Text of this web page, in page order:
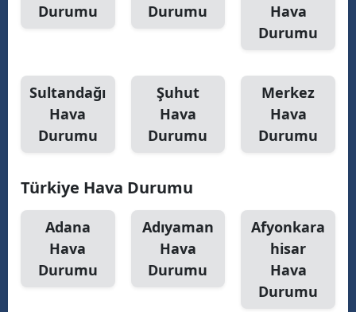
Durumu
Durumu
Hava
Durumu
Sultandağı
Hava
Durumu
Şuhut
Hava
Durumu
Merkez
Hava
Durumu
Türkiye Hava Durumu
Adana
Hava
Durumu
Adıyaman
Hava
Durumu
Afyonkara
hisar
Hava
Durumu